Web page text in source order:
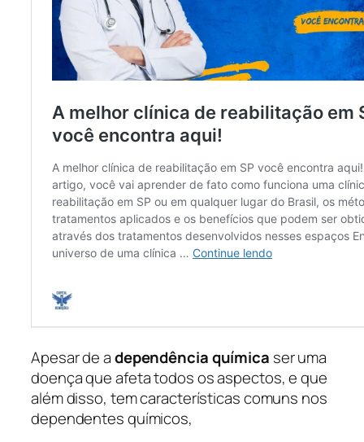
Apesar de adependência química ser uma
doença que afeta todos os aspectos, e que
além disso, tem características comuns nos
dependentes químicos,